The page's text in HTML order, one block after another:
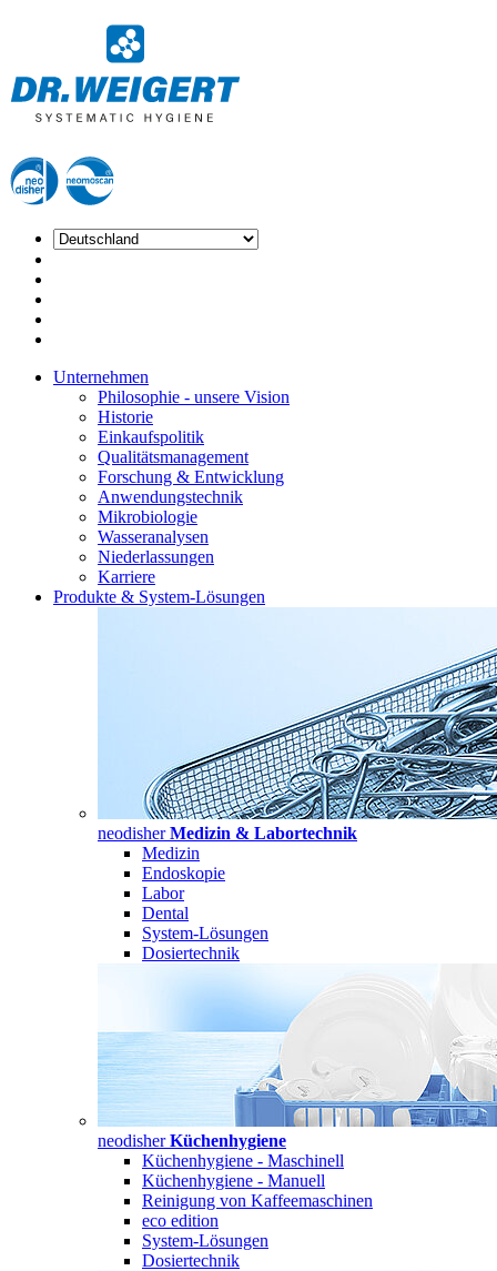
Unternehmen
Philosophie - unsere Vision
Historie
Einkaufspolitik
Qualitätsmanagement
Forschung & Entwicklung
Anwendungstechnik
Mikrobiologie
Wasseranalysen
Niederlassungen
Karriere
Produkte & System-Lösungen
neodisherMedizin & Labortechnik
Medizin
Endoskopie
Labor
Dental
System-Lösungen
Dosiertechnik
neodisherKüchenhygiene
Küchenhygiene - Maschinell
Küchenhygiene - Manuell
Reinigung von Kaffeemaschinen
eco edition
System-Lösungen
Dosiertechnik